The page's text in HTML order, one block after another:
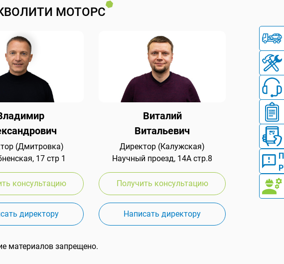
МОТОРС
(Дмитровка)
17 стр 1
консультацию
директору
Виталий
Витальевич
Директор (Калужская)
Научный проезд, 14А стр.8
Получить консультацию
Написать директору
материалов запрещено.